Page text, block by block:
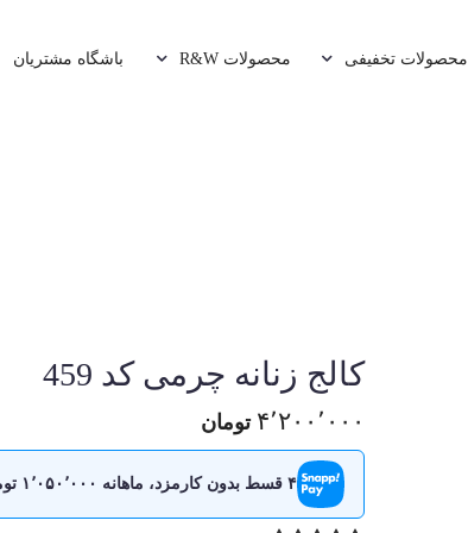
محصولات تخفیفی محصولات R&W باشگاه مشتریان
کالج زنانه چرمی کد 459
۴٬۲۰۰٬۰۰۰ تومان
۴ قسط بدون کارمزد، ماهانه ۱٬۰۵۰٬۰۰۰ تومان